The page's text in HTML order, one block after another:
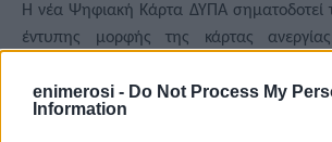
enimerosi - Do Not Process My
Information
Η νέα Ψηφιακή Κάρτα ΔΥΠΑ σηματοδοτεί
έντυπης μορφής της κάρτας
ενημερώνεται καθημερινά από αυτό.
σαφήνεια για το ποιος δικαιούται ποιες